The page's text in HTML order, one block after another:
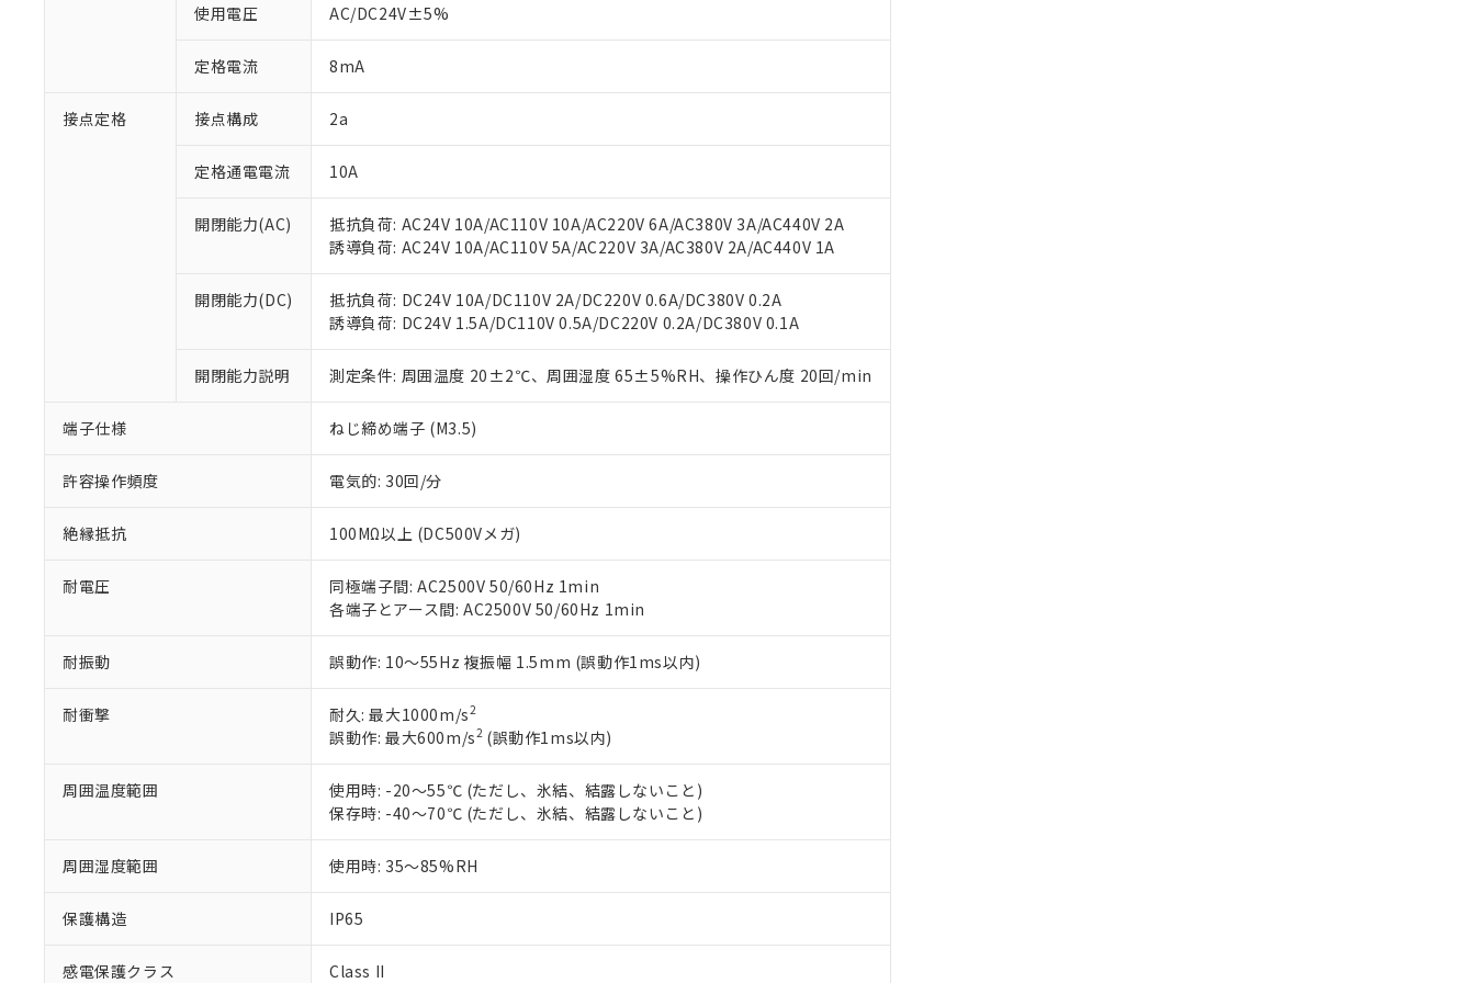
使用電圧 AC/DC24V±5%
定格電流 8mA
接点定格 接点構成 2a
定格通電電流 10A
開閉能力(AC)
抵抗負荷: AC24V 10A/AC110V 10A/AC220V 6A/AC380V 3A/AC440V 2A
誘導負荷: AC24V 10A/AC110V 5A/AC220V 3A/AC380V 2A/AC440V 1A
開閉能力(DC)
抵抗負荷: DC24V 10A/DC110V 2A/DC220V 0.6A/DC380V 0.2A
誘導負荷: DC24V 1.5A/DC110V 0.5A/DC220V 0.2A/DC380V 0.1A
開閉能力説明 測定条件: 周囲温度 20±2℃、周囲湿度 65±5%RH、操作ひん度 20回/min
端子仕様 ねじ締め端子 (M3.5)
許容操作頻度 電気的: 30回/分
絶縁抵抗 100MΩ以上 (DC500Vメガ)
耐電圧
同極端子間: AC2500V 50/60Hz 1min
各端子とアース間: AC2500V 50/60Hz 1min
耐振動 誤動作: 10～55Hz 複振幅 1.5mm (誤動作1ms以内)
耐衝撃 耐久: 最大1000m/s2
誤動作: 最大600m/s2(誤動作1ms以内)
周囲温度範囲
使用時: -20～55℃ (ただし、氷結、結露しないこと)
保存時: -40～70℃ (ただし、氷結、結露しないこと)
周囲湿度範囲 使用時: 35～85%RH
保護構造 IP65
感電保護クラス Class II
以下の条件をお読みいただき、同意のうえご利用ください。
在庫状況および標準価格照会結果は、記載している更新日時点での社内データに基づき作成されるも
い。
正式な納期状況および標準価格はお客様のお取引先、またはお客様担当のオムロン制御機器販売店・
当社販売員にご相談ください。
オムロン制御機器販売店や当社販売拠点は「
販売ネットワーク
す。
マイパーツ機能（部品リスト作成サービス）をご利用いただくには、I-Webメンバーズにご登録され
ている必要があります。
お客様が当ウェブサイト上で当社にご登録された部品リストについて、当社および当社の共同利用者
が、当社の製品・サービスに関するお客様との取引・商談に必要な範囲で利用することをご了承くだ
さい。
いる法人を指します。
仕入先様の事情により、非含有部品としていたものが、含有品と判明した場合などやむを得ず変更すること
鉛(Pb) 1000ppm以下、 水銀(Hg) 1000ppm以下、 カドミウム(Cd) 100ppm以下、
ル（DBP） 1000ppm以下、フタル酸ジイソブチル (DIBP) 1000ppm以下
但し、RoHS指令で産業用監視および制御機器に対する適用除外項目は除く。
フタル酸エステル類の４物質については閾値を超える意図的な使用がないことを確認しています。
※2 対応予定月
部品在庫の切り替え状況などにより、予定月が前後することがあります。
※3 非含有証明書ダウンロード
下記の非含有証明書をダウンロードすることができます。
EU RoHS指令（10物質）の非含有証明書
51物質の非含有証明書（当社基準）
また、RoHS指令のフタル酸エステル類４物質の対応では、対応完了までの期間は出荷製品に未対応品が
混在することから備考欄に対応日を記載しておりました。
既に当社にて対応品への在庫切替を完了していることから、特段のことがない限り、2022年1月12日よ
り割愛しております。
「×」：最大均質材料含有率が中国RoHSの基準値を超えていることを示します。
「－」：未確認です。当社販売部門へお問い合わせください。
Cr(Ⅵ)(六価クロム) : 1000ppm、 PBBs(ポリ臭化ビフェニル類) : 1000ppm、 PBDEs(ポリ臭化ジフェニルエーテル類) : 1000ppm、
※2 環境保護使用期限
「ｅ」：有害物質（10物質）のすべてが基準値以下であることを示します。
「10」：通常の使用状況下において有害物質が外部に漏えいし、環境に深刻な影響を及ぼさない年数を意
「－」：未確認です。当社販売部門へお問い合わせください。
当社は規制貨物を破棄する場合は、完全に破砕するなど、違法に輸出されないよう必要な手段を講じ
当社は貴社製品を、核兵器、ミサイル、化学兵器、生物兵器またはその他武器並びにこれらの製造装
置等に一切使用いたしません。
当社は、貴社製品を第三者に販売する場合は、上記1、2および3の内容を当該第三者に通知します。
たしません。
合意する キャンセル
△ 一定数には満たないが在庫あり
－
在庫なし(最新の在庫状況については、お客様のお取引先、またはお客様担当のオムロン制御
機器販売店・当社販売員にご確認ください)
空
受注生産機種、また在庫状況の情報を公開していない機種